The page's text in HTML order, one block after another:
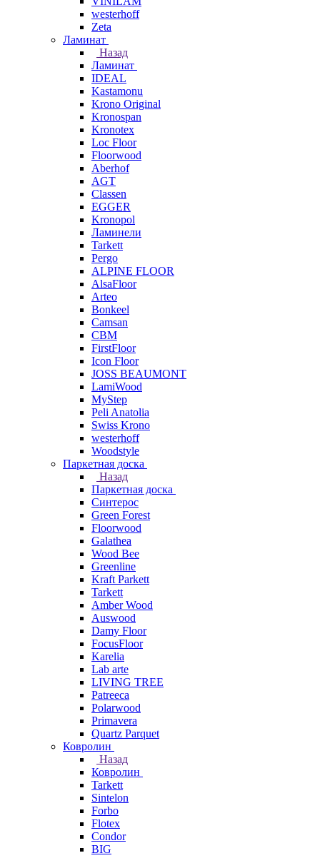
westerhoff
Zeta
Ламинат
Назад
Ламинат
IDEAL
Kastamonu
Krono Original
Kronospan
Kronotex
Loc Floor
Floorwood
Aberhof
AGT
Classen
EGGER
Kronopol
Ламинели
Tarkett
Pergo
ALPINE FLOOR
AlsaFloor
Arteo
Bonkeel
Camsan
CBM
FirstFloor
Icon Floor
JOSS BEAUMONT
LamiWood
MyStep
Peli Anatolia
Swiss Krono
westerhoff
Woodstyle
Паркетная доска
Назад
Паркетная доска
Синтерос
Green Forest
Floorwood
Galathea
Wood Bee
Greenline
Kraft Parkett
Tarkett
Amber Wood
Auswood
Damy Floor
FocusFloor
Karelia
Lab arte
LIVING TREE
Patreeca
Polarwood
Primavera
Quartz Parquet
Ковролин
Назад
Ковролин
Tarkett
Sintelon
Forbo
Flotex
Condor
BIG